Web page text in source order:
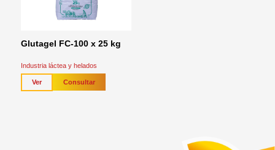
Glutagel FC-100 x 25 kg
Industria láctea y helados
Ver Consultar